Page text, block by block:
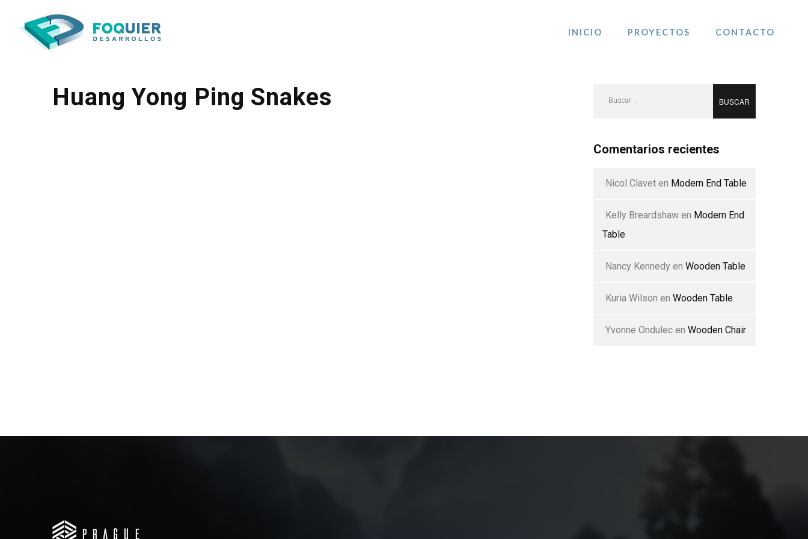
INICIO PROYECTOS CONTACTO
Huang Yong Ping Snakes
Comentarios recientes
Nicol Clavet en Modern End Table
Kelly Breardshaw en Modern End
Table
Nancy Kennedy en Wooden Table
Kuria Wilson en Wooden Table
Yvonne Ondulec en Wooden Chair